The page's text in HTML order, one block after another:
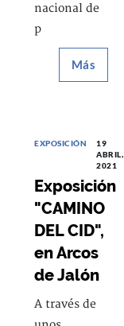
nacional de
p
Más
EXPOSICIÓN
19
ABRIL,
2021
Exposición
"CAMINO
DEL CID",
en Arcos
de Jalón
A través de